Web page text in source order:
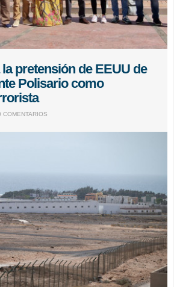
pretensión de EEUU de
Polisario como
COMENTARIOS